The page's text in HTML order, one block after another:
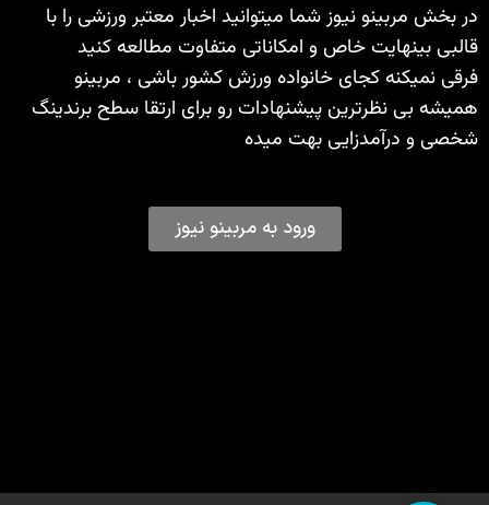
در بخش مربینو نیوز شما میتوانید اخبار معتبر ورزشی را با
قالبی بینهایت خاص و امکاناتی متفاوت مطالعه کنید
فرقی نمیکنه کجای خانواده ورزش کشور باشی ، مربینو
همیشه بی نظرترین پیشنهادات رو برای ارتقا سطح برندینگ
شخصی و درآمدزایی بهت میده
ورود به مربینو نیوز